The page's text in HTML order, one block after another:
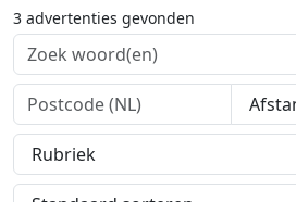
3 advertenties gevonden